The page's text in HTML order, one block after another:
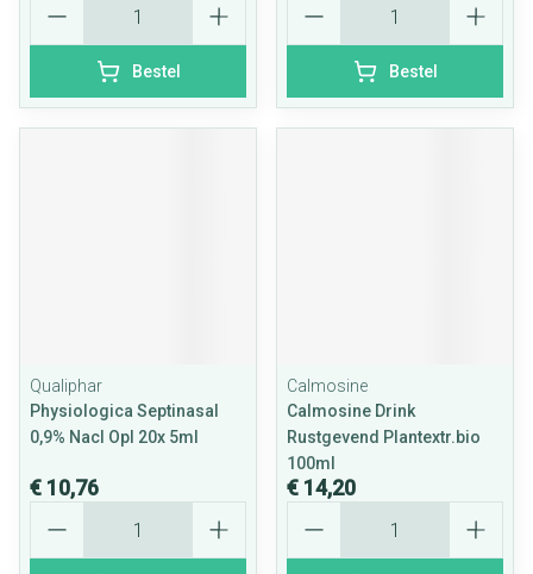
Bestel Bestel
Qualiphar
Physiologica Septinasal
0,9% Nacl Opl 20x 5ml
€ 10,76
Calmosine
Calmosine Drink
Rustgevend Plantextr.bio
100ml
€ 14,20